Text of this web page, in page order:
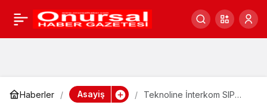
Haberler Asayiş
Teknoline İnterkom SIP
Teknoline İnterkom SIP 0